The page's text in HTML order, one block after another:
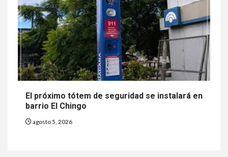
El próximo tótem de seguridad se instalará en
barrio El Chingo
agosto 5, 2026